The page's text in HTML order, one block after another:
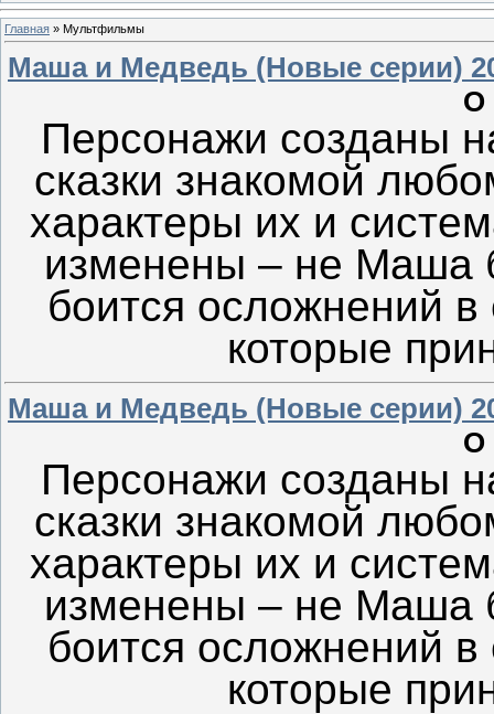
Главная » Мультфильмы
Маша и Медведь (Новые серии)
О
Персонажи созданы
сказки знакомой
характеры их и
изменены – не Маша
боится осложнений
которые
Маша и Медведь (Новые серии)
О
Персонажи созданы
сказки знакомой
характеры их и
изменены – не Маша
боится осложнений
которые